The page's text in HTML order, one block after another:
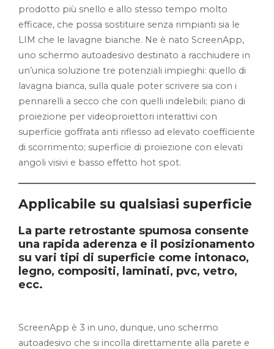
prodotto più snello e allo stesso tempo molto
efficace, che possa sostituire senza rimpianti sia le
LIM che le lavagne bianche. Ne è nato ScreenApp,
uno schermo autoadesivo destinato a racchiudere in
un’unica soluzione tre potenziali impieghi: quello di
lavagna bianca, sulla quale poter scrivere sia con i
pennarelli a secco che con quelli indelebili; piano di
proiezione per videoproiettori interattivi con
superficie goffrata anti riflesso ad elevato coefficiente
di scorrimento; superficie di proiezione con elevati
angoli visivi e basso effetto hot spot.
Applicabile su qualsiasi superficie
La parte retrostante spumosa consente
una rapida aderenza e il posizionamento
su vari tipi di superficie come intonaco,
legno, compositi, laminati, pvc, vetro,
ecc.
ScreenApp è 3 in uno, dunque, uno schermo
autoadesivo che si incolla direttamente alla parete e